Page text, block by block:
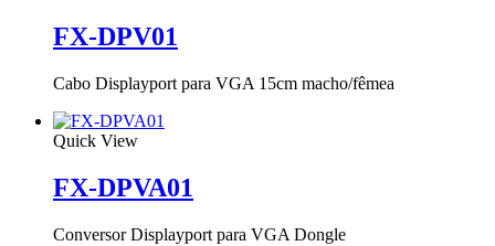
FX-DPV01
Cabo Displayport para VGA 15cm macho/fêmea
Quick View
FX-DPVA01
Conversor Displayport para VGA Dongle